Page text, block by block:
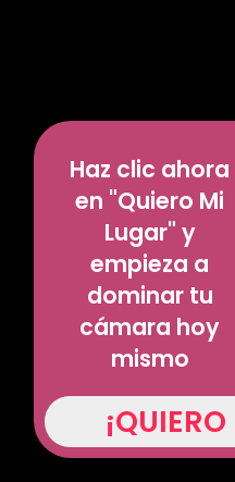
Haz clic ahora
en "Quiero Mi
Lugar" y
empieza a
dominar tu
cámara hoy
mismo